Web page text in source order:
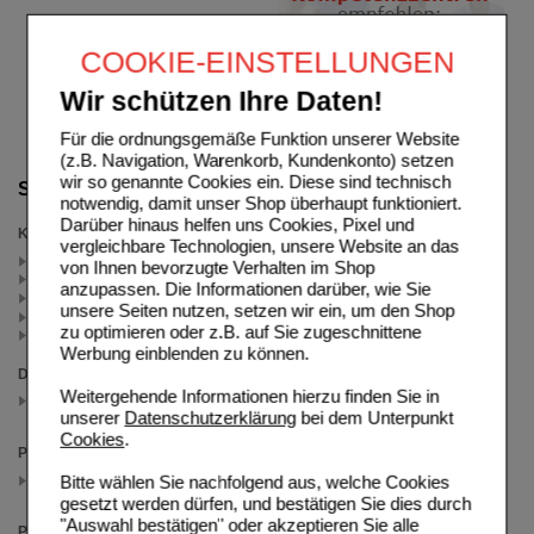
COOKIE-EINSTELLUNGEN
Wir schützen Ihre Daten!
Für die ordnungsgemäße Funktion unserer Website
(z.B. Navigation, Warenkorb, Kundenkonto) setzen
wir so genannte Cookies ein. Diese sind technisch
notwendig, damit unser Shop überhaupt funktioniert.
Darüber hinaus helfen uns Cookies, Pixel und
vergleichbare Technologien, unsere Website an das
von Ihnen bevorzugte Verhalten im Shop
anzupassen. Die Informationen darüber, wie Sie
unsere Seiten nutzen, setzen wir ein, um den Shop
zu optimieren oder z.B. auf Sie zugeschnittene
Werbung einblenden zu können.
Weitergehende Informationen hierzu finden Sie in
unserer Datenschutzerklärungbei dem Unterpunkt
Cookies.
Bitte wählen Sie nachfolgend aus, welche Cookies
gesetzt werden dürfen, und bestätigen Sie dies durch
"Auswahl bestätigen" oder akzeptieren Sie alle
Suche verfeinern
Kategorien
Dr. Jacob's Medical (4)
Vitamin B12 (1)
Magnesium (1)
Vegan - vegetarisch (1)
Weitere Arzneimittel (1)
Darreichungsform
Kapseln
(auswahl entfernen)
Packungsgröße
90 St
(auswahl entfernen)